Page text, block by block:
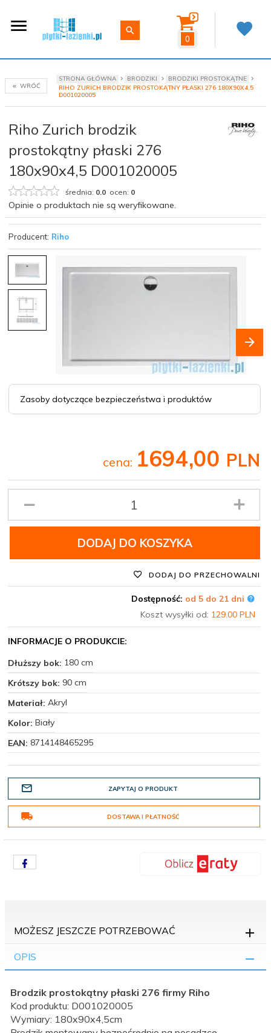
0
WRÓĆ
STRONA GŁÓWNA BRODZIKI
BRODZIKI PROSTOKĄTNE
RIHO ZURICH BRODZIK PROSTOKĄTNY PŁASKI 276 180X90X4,5
D001020005
Producent: Riho
Zasoby dotyczące bezpieczeństwa i produktów
Riho Zurich brodzik
prostokątny płaski 276
180x90x4,5 D001020005
średnia: 0.0 ocen: 0
Opinie o produktach nie są weryfikowane.
cena: 1694,00 PLN
produktu
DODAJ DO KOSZYKA
DODAJ DO PRZECHOWALNI
Dostępność: od 5 do 21 dni
Koszt wysyłki od: 129.00 PLN
INFORMACJE O PRODUKCIE:
Dłuższy bok: 180 cm
Krótszy bok: 90 cm
Materiał: Akryl
Kolor: Biały
EAN: 8714148465295
ZAPYTAJ O PRODUKT
DOSTAWA I PŁATNOŚĆ
MOŻESZ JESZCZE POTRZEBOWAĆ
OPIS
Brodzik prostokątny płaski 276 firmy Riho
Kod produktu: D001020005
Wymiary: 180x90x4,5cm